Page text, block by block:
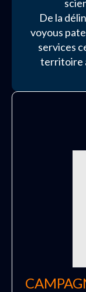
De la
voyous
services
territoire